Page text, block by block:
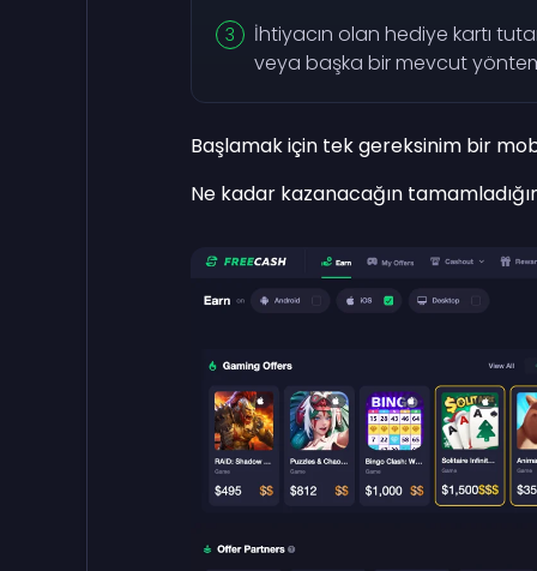
İhtiyacın olan hediye kartı
veya başka bir mevcut
Başlamak için tek gereksinim bir
Ne kadar kazanacağın